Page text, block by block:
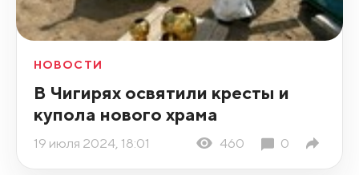
НОВОСТИ
В Чигирях освятили кресты и
купола нового храма
19 июля 2024, 18:01 460 0